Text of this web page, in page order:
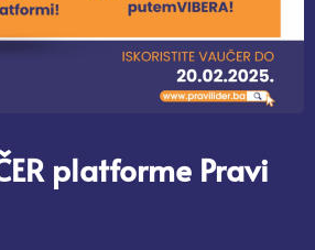
platforme Pravi